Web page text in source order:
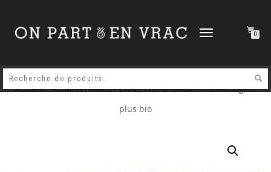
DÉPLIER
0
Accueil/ALIMENTAIRES/CAFE, THE & SIROP/ Tisane digest
plus bio